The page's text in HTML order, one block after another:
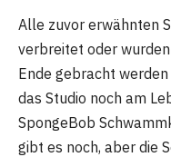
Alle zuvor erwähnten
verbreitet oder
Ende gebracht werden
das Studio noch am
SpongeBob
gibt es noch, aber die